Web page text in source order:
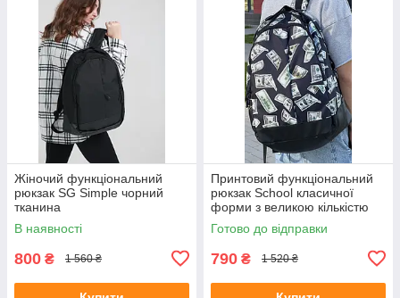
Жіночий функціональний
рюкзак SG Simple чорний
тканина
В наявності
800 ₴ 1 560 ₴
Принтовий функціональний
рюкзак School класичної
форми з великою кількістю
відділень на 30л
Готово до відправки
790 ₴ 1 520 ₴